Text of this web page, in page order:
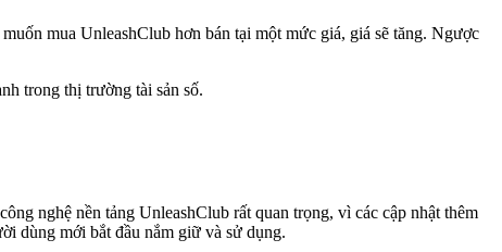
mua UnleashClub hơn bán tại một mức giá, giá sẽ tăng. Ngược
trong thị trường tài sản số.
nghệ nền tảng UnleashClub rất quan trọng, vì các cập nhật thêm
dùng mới bắt đầu nắm giữ và sử dụng.